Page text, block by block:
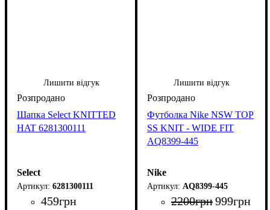
Лишити відгук
Шапка Select KNITTED
HAT 6281300111
Select
6281300111
459грн
Лишити відгук
Футболка Nike NSW TOP
SS KNIT - WIDE FIT
AQ8399-445
Nike
AQ8399-445
2200грн999грн